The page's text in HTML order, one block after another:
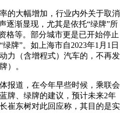
的大幅增加，行业内外关于取消
逐渐显现，尤其是依托“绿牌”所
格等。部分城市更是已开始停止
牌”。如上海市自2023年1月1日
力（含增程式）汽车的，不再发
）。
报道，在今年早些时候，乘联会
牌、绿牌的建议，预计未来2年
崔东树对此回应称，其目的是实